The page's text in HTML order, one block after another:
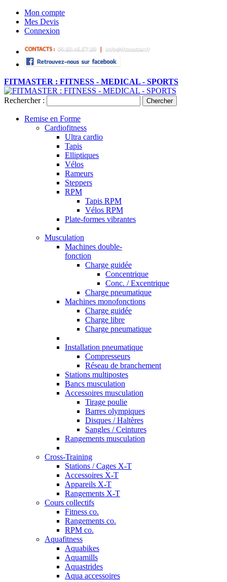
Mon compte
Mes Devis
Connexion
FITMASTER : FITNESS - MEDICAL - SPORTS
Rechercher : Chercher
Remise en Forme
Cardiofitness
Ultra cardio
Tapis
Elliptiques
Vélos
Rameurs
Steppers
RPM
Tapis RPM
Vélos RPM
Plate-formes vibrantes
Musculation
Machines double-
fonction
Charge guidée
Concentrique
Conc. / Excentrique
Charge pneumatique
Machines monofonctions
Charge guidée
Charge libre
Charge pneumatique
Installation pneumatique
Compresseurs
Réseau de branchement
Stations multipostes
Bancs musculation
Accessoires musculation
Tirage poulie
Barres olympiques
Disques / Haltères
Sangles / Ceintures
Rangements musculation
Cross-Training
Stations / Cages X-T
Accessoires X-T
Appareils X-T
Rangements X-T
Cours collectifs
Fitness co.
Rangements co.
RPM co.
Aquafitness
Aquabikes
Aquamills
Aquastrides
Aqua accessoires